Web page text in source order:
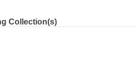
Collection(s)